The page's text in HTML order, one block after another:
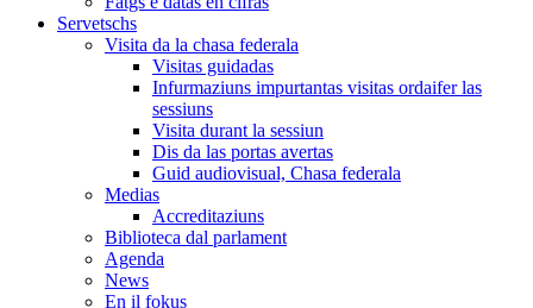
Servetschs
Visita da la chasa federala
Visitas guidadas
Infurmaziuns impurtantas visitas ordaifer las
sessiuns
Visita durant la sessiun
Dis da las portas avertas
Guid audiovisual, Chasa federala
Medias
Accreditaziuns
Biblioteca dal parlament
Agenda
News
En il fokus